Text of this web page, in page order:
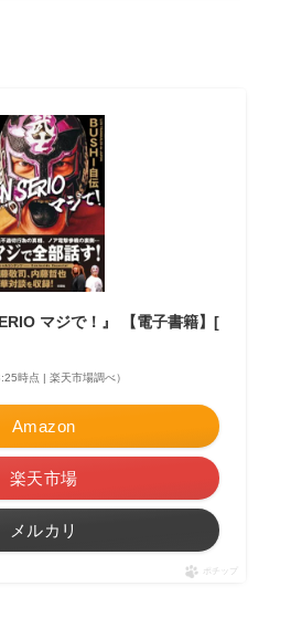
マジで！』 【電子書籍】[
時点 | 楽天市場調べ）
Amazon
楽天市場
メルカリ
ポチップ